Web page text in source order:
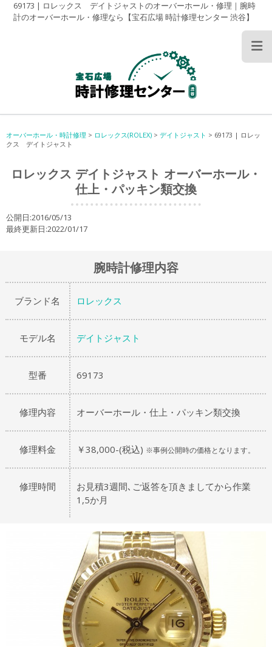
69173 | ロレックス デイトジャストのオーバーホール・修理｜腕時
計のオーバーホール・修理なら【宝石広場 時計修理センター 渋谷】
オーバーホール・時計修理 > ロレックス(ROLEX) > デイトジャスト > 69173 | ロレッ
クス デイトジャスト
ロレックス デイトジャスト オーバーホール・
仕上・パッキン類交換
公開日:2016/05/13
最終更新日:2022/01/17
腕時計修理内容
ブランド名 ロレックス
モデル名 デイトジャスト
型番 69173
修理内容 オーバーホール・仕上・パッキン類交換
修理料金 ￥38,000-(税込) ※事例公開時の価格となります。
修理時間
お見積3週間､ご返答を頂きましてから作業
1,5か月